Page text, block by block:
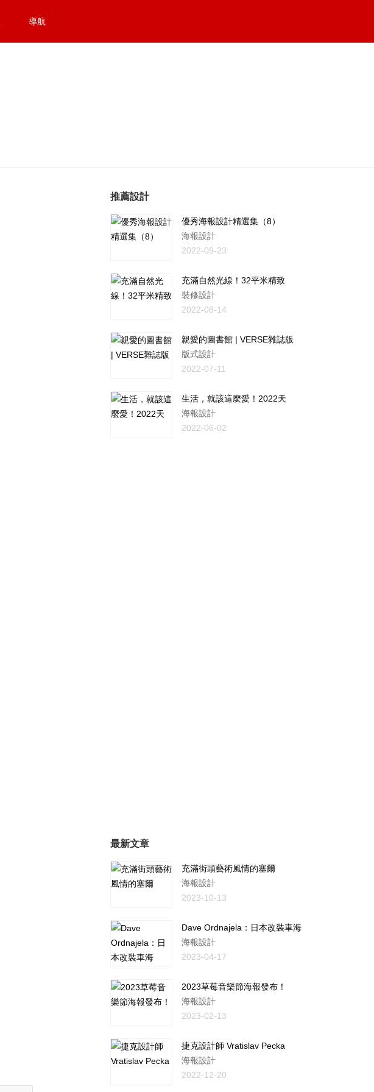
導航
推薦設計
優秀海報設計精選集（8）
海報設計
2022-09-23
充滿自然光線！32平米精致
裝修設計
2022-08-14
親愛的圖書館 | VERSE雜誌版
版式設計
2022-07-11
生活，就該這麼愛！2022天
海報設計
2022-06-02
最新文章
充滿街頭藝術風情的塞爾
海報設計
2023-10-13
Dave Ordnajela：日本改裝車海
海報設計
2023-04-17
2023草莓音樂節海報發布！
海報設計
2023-02-13
捷克設計師 Vratislav Pecka
海報設計
2022-12-20